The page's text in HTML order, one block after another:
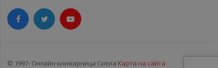
© 1997- Онлайн книжарница Сиела Карта на сайта